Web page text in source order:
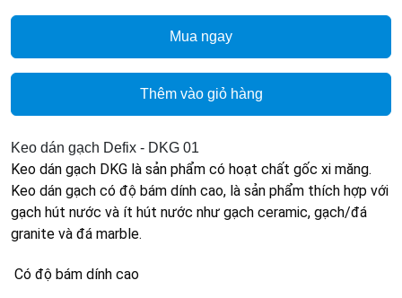
Mua ngay
Thêm vào giỏ hàng
Keo dán gạch Defix - DKG 01
Keo dán gạch DKG là sản phẩm có hoạt chất gốc xi măng.
Keo dán gạch có độ bám dính cao, là sản phẩm thích hợp với
gạch hút nước và ít hút nước như gạch ceramic, gạch/đá
granite và đá marble.
Có độ bám dính cao